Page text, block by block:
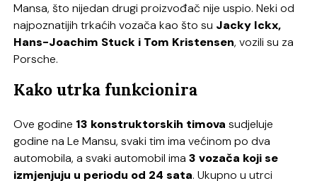
Mansa, što nijedan drugi proizvođač nije uspio. Neki od
najpoznatijih trkaćih vozača kao što su Jacky Ickx,
Hans-Joachim Stuck i Tom Kristensen, vozili su za
Porsche.
Kako utrka funkcionira
Ove godine 13 konstruktorskih timova sudjeluje
godine na Le Mansu, svaki tim ima većinom po dva
automobila, a svaki automobil ima3 vozača koji se
izmjenjuju u periodu od 24 sata. Ukupno u utrci